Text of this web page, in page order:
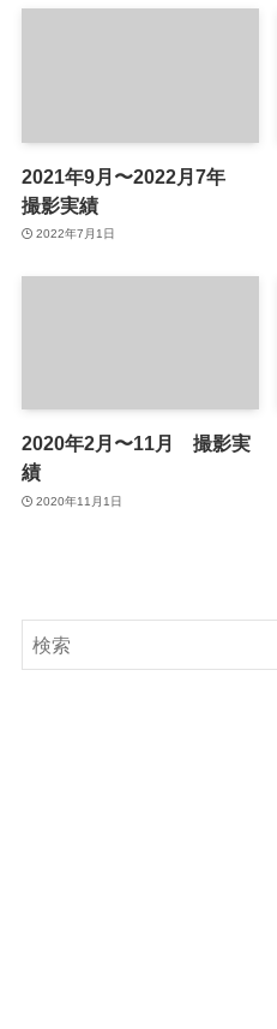
2021年9月〜2022月7年
撮影実績
2022年7月1日
2020年2月〜11月 撮影実
績
2020年11月1日